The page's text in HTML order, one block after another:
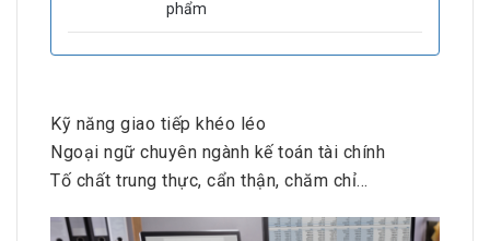
phẩm
Kỹ năng giao tiếp khéo léo
Ngoại ngữ chuyên ngành kế toán tài chính
Tố chất trung thực, cẩn thận, chăm chỉ…